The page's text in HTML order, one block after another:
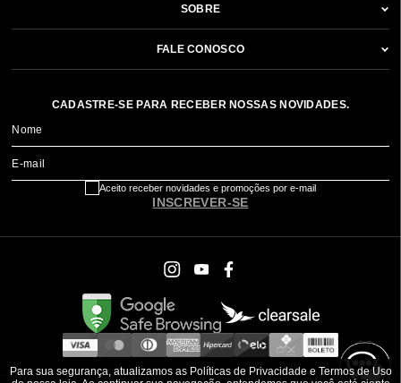
bolsas femininas onlinena WJ Acessórios e descubra peças
que unemmoda, qualidade e versatilidade, perfeitas para mulheres que
valorizam estilo em todos os detalhes.
SOBRE
FALE CONOSCO
CADASTRE-SE PARA RECEBER NOSSAS NOVIDADES.
Nome
E-mail
INSCREVER-SE
Aceito receber novidades e promoções por e-mail
Para sua segurança, atualizamos as Políticas de Privacidade e Termos de Uso